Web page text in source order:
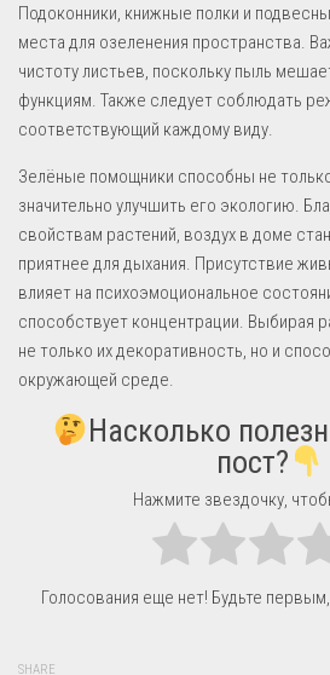
Подоконники, книжные полки и
места для озеленения пространства.
чистоту листьев, поскольку пыль
функциям. Также следует соблюдать
соответствующий каждому виду.
Зелёные помощники способны не
значительно улучшить его экологию.
свойствам растений, воздух в доме
приятнее для дыхания. Присутствие
влияет на психоэмоциональное
способствует концентрации. Выбирая
не только их декоративность, но и
окружающей среде.
Насколько
пост?
Нажмите звездочку,
Голосования еще нет! Будьте
SHARE